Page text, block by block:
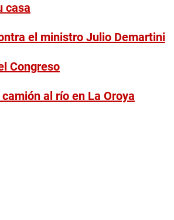
casa
el ministro Julio Demartini
Congreso
al río en La Oroya